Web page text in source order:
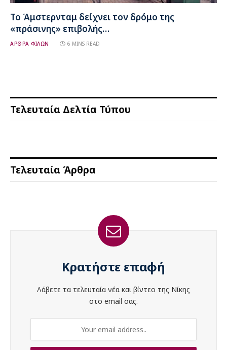
Το Άμστερνταμ δείχνει τον δρόμο της
«πράσινης» επιβολής…
ΑΡΘΡΑ ΦΙΛΩΝ 6 MINS READ
Τελευταία Δελτία Τύπου
Τελευταία Άρθρα
Κρατήστε επαφή
Λάβετε τα τελευταία νέα και βίντεο της Νίκης
στο email σας.